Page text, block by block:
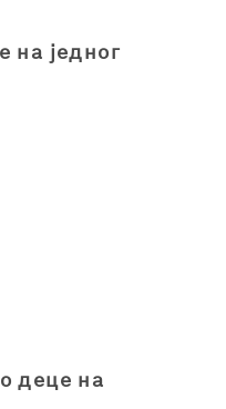
на једног
деце на